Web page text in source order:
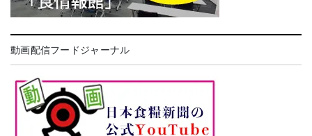
動画配信フードジャーナル